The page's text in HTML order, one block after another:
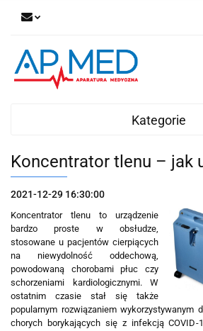
Kategorie
Koncentrator tlenu – jak
2021-12-29 16:30:00
Koncentrator tlenu to urządzenie
bardzo proste w obsłudze,
stosowane u pacjentów cierpiących
na niewydolność oddechową,
powodowaną chorobami płuc czy
schorzeniami kardiologicznymi. W
ostatnim czasie stał się także
popularnym rozwiązaniem wykorzystywanym
chorych borykających się z infekcją